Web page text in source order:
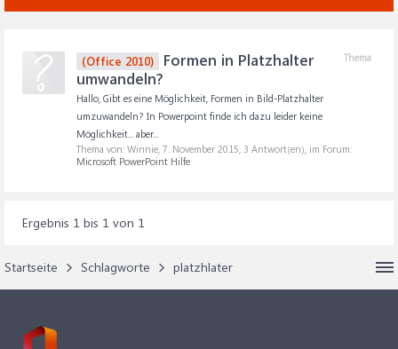
Thema
(Office 2010)
Formen in Platzhalter
umwandeln?
Hallo, Gibt es eine Möglichkeit, Formen in Bild-Platzhalter
umzuwandeln? In Powerpoint finde ich dazu leider keine
Möglichkeit... aber...
Thema von: Winnie, 7. November 2015, 3 Antwort(en), im Forum:
Microsoft PowerPoint Hilfe
Ergebnis 1 bis 1 von 1
Startseite Schlagworte platzhlater